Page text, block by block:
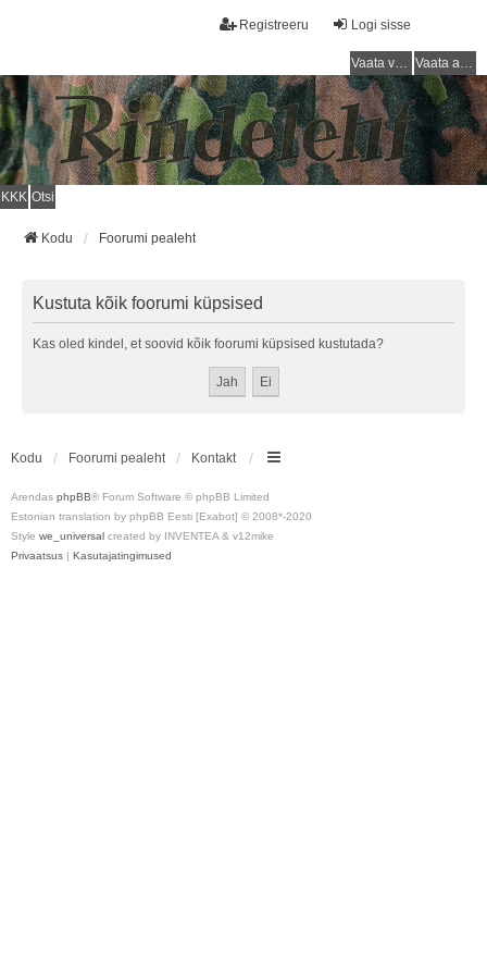
Logi sisse
Registreeru
Vaata vastamata teemasi Vaata aktiivseid teemasid
KKK Otsi
Kodu Foorumi pealeht
Kustuta kõik foorumi küpsised
Kas oled kindel, et soovid kõik foorumi küpsised kustutada?
Kodu Foorumi pealeht Kontakt
Arendas phpBB® Forum Software © phpBB Limited
Estonian translation by phpBB Eesti [Exabot] © 2008*-2020
Style we_universal created by INVENTEA & v12mike
Privaatsus | Kasutajatingimused